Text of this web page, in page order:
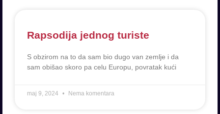
Rapsodija jednog turiste
S obzirom na to da sam bio dugo van zemlje i da
sam obišao skoro pa celu Europu, povratak kući
maj 9, 2024 Nema komentara